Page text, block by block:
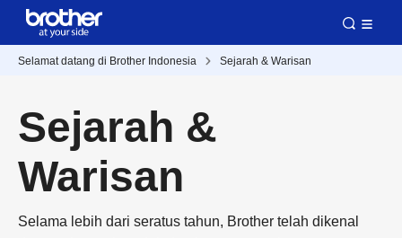
Selamat datang di Brother Indonesia Sejarah & Warisan
Sejarah &
Warisan
Selama lebih dari seratus tahun, Brother telah dikenal